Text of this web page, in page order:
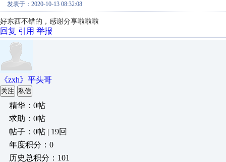
发表于：2020-10-13 08:32:08
好东西不错的，感谢分享啦啦啦
回复 引用 举报
《zxh》平头哥
关注 私信
精华：0帖
求助：0帖
帖子：0帖 | 19回
年度积分：0
历史总积分：101